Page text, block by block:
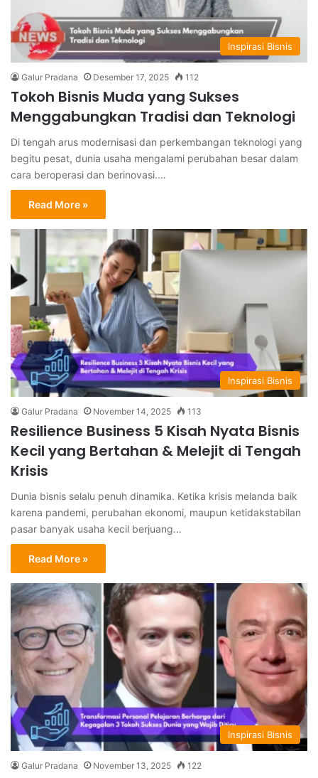
Inspirasi Bisnis
Galur Pradana Desember 17, 2025 112
Tokoh Bisnis Muda yang Sukses
Menggabungkan Tradisi dan Teknologi
Di tengah arus modernisasi dan perkembangan teknologi yang
begitu pesat, dunia usaha mengalami perubahan besar dalam
cara beroperasi dan berinovasi.…
Read More »
Inspirasi Bisnis
Galur Pradana November 14, 2025 113
Resilience Business 5 Kisah Nyata Bisnis
Kecil yang Bertahan & Melejit di Tengah
Krisis
Dunia bisnis selalu penuh dinamika. Ketika krisis melanda baik
karena pandemi, perubahan ekonomi, maupun ketidakstabilan
pasar banyak usaha kecil berjuang…
Read More »
Inspirasi Bisnis
Galur Pradana November 13, 2025 122